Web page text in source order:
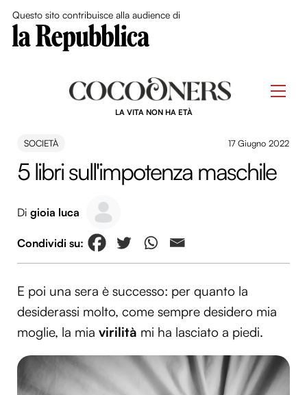
Questo sito contribuisce alla audience di
LA VITA NON HA ETÀ
SOCIETÀ 17 Giugno 2022
5 libri sull'impotenza maschile
Di gioia luca
E poi una sera è successo: per quanto la
desiderassi molto, come sempre desidero mia
moglie, la mia virilità mi ha lasciato a piedi.